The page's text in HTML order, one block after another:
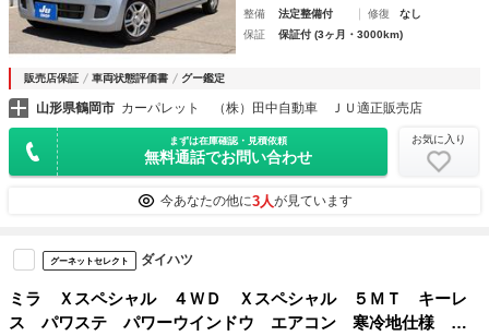
整備
法定整備付 修復
なし
保証
保証付 (3ヶ月・3000km)
販売店保証 車両状態評価書 グー鑑定
山形県鶴岡市 カーパレット （株）田中自動車 ＪＵ適正販売店
まずは在庫確認・見積依頼
無料通話でお問い合わせ
お気に入り
今あなたの他に3人が見ています
グーネットセレクト ダイハツ
ミラ Ｘスペシャル ４ＷＤ Ｘスペシャル ５ＭＴ キーレ
ス パワステ パワーウインドウ エアコン 寒冷地仕様 Ｃ